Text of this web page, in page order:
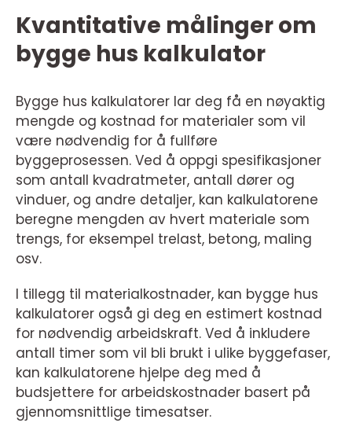
Kvantitative målinger om
bygge hus kalkulator
Bygge hus kalkulatorer lar deg få en nøyaktig
mengde og kostnad for materialer som vil
være nødvendig for å fullføre
byggeprosessen. Ved å oppgi spesifikasjoner
som antall kvadratmeter, antall dører og
vinduer, og andre detaljer, kan kalkulatorene
beregne mengden av hvert materiale som
trengs, for eksempel trelast, betong, maling
osv.
I tillegg til materialkostnader, kan bygge hus
kalkulatorer også gi deg en estimert kostnad
for nødvendig arbeidskraft. Ved å inkludere
antall timer som vil bli brukt i ulike byggefaser,
kan kalkulatorene hjelpe deg med å
budsjettere for arbeidskostnader basert på
gjennomsnittlige timesatser.